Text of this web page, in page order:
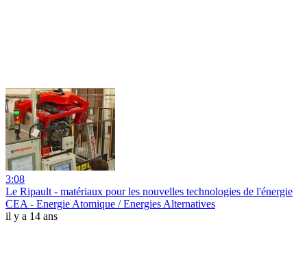
3:08
Le Ripault - matériaux pour les nouvelles technologies de l'énergie
CEA - Energie Atomique / Energies Alternatives
il y a 14 ans